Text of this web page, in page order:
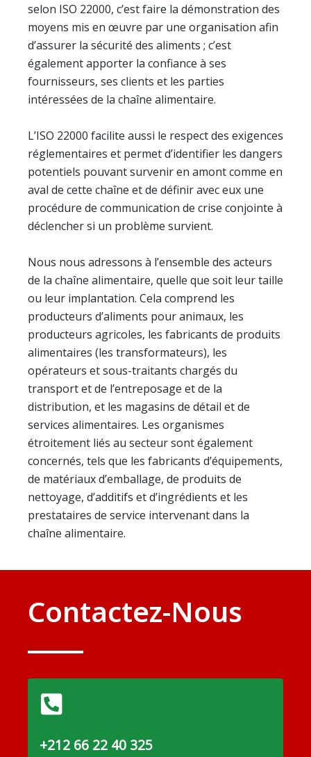
selon ISO 22000, c’est faire la démonstration des
moyens mis en œuvre par une organisation afin
d’assurer la sécurité des aliments ; c’est
également apporter la confiance à ses
fournisseurs, ses clients et les parties
intéressées de la chaîne alimentaire.
L’ISO 22000 facilite aussi le respect des exigences
réglementaires et permet d’identifier les dangers
potentiels pouvant survenir en amont comme en
aval de cette chaîne et de définir avec eux une
procédure de communication de crise conjointe à
déclencher si un problème survient.
Nous nous adressons à l’ensemble des acteurs
de la chaîne alimentaire, quelle que soit leur taille
ou leur implantation. Cela comprend les
producteurs d’aliments pour animaux, les
producteurs agricoles, les fabricants de produits
alimentaires (les transformateurs), les
opérateurs et sous-traitants chargés du
transport et de l’entreposage et de la
distribution, et les magasins de détail et de
services alimentaires. Les organismes
étroitement liés au secteur sont également
concernés, tels que les fabricants d’équipements,
de matériaux d’emballage, de produits de
nettoyage, d’additifs et d’ingrédients et les
prestataires de service intervenant dans la
chaîne alimentaire.
Contactez-Nous
+212 66 22 40 325